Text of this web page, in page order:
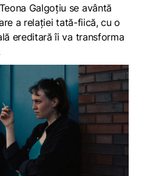
Galgoțiu se avântă
a relației tată-fiică, cu o
ereditară îi va transforma